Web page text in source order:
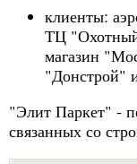
клиенты:
ТЦ
магазин
"Донстрой"
"Элит Паркет" -
связанных со